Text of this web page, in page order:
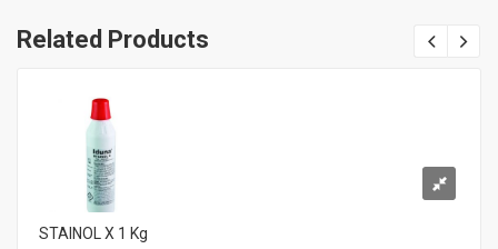
Related Products
STAINOL X 1 Kg